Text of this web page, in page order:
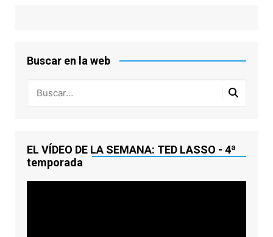
Buscar en la web
EL VÍDEO DE LA SEMANA: TED LASSO - 4ª
temporada